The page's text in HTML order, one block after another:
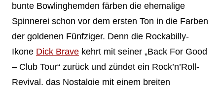
bunte Bowlinghemden färben die ehemalige
Spinnerei schon vor dem ersten Ton in die Farben
der goldenen Fünfziger. Denn die Rockabilly-
Ikone Dick Bravekehrt mit seiner „Back For Good
– Club Tour“ zurück und zündet ein Rock’n’Roll-
Revival, das Nostalgie mit einem breiten